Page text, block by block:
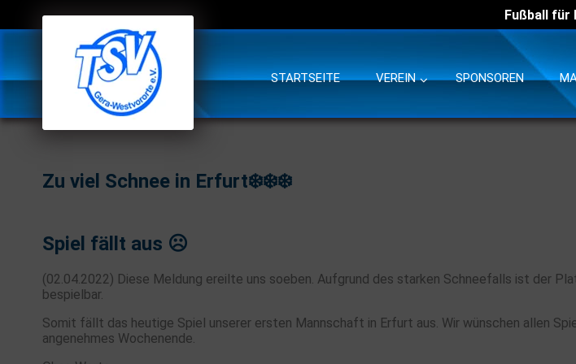
Fußball für
STARTSEITE VEREIN SPONSOREN
Zu viel Schnee in Erfurt❄️❄️❄️
Spiel fällt aus ☹️
(02.04.2022) Diese Meldung ereilte uns soeben. Aufgrund des starken Schneefalls ist der
bespielbar.
Somit fällt das heutige Spiel unserer ersten Mannschaft in Erfurt aus. Wir wünschen allen
angenehmes Wochenende.